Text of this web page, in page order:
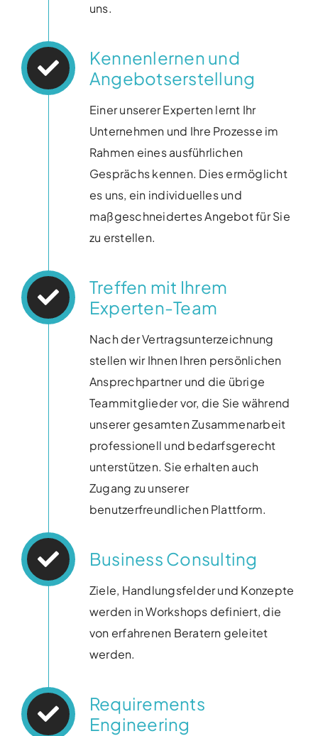
uns.
Kennenlernen und
Angebotserstellung
Einer unserer Experten lernt Ihr
Unternehmen und Ihre Prozesse im
Rahmen eines ausführlichen
Gesprächs kennen. Dies ermöglicht
es uns, ein individuelles und
maßgeschneidertes Angebot für Sie
zu erstellen.
Treffen mit Ihrem
Experten-Team
Nach der Vertragsunterzeichnung
stellen wir Ihnen Ihren persönlichen
Ansprechpartner und die übrige
Teammitglieder vor, die Sie während
unserer gesamten Zusammenarbeit
professionell und bedarfsgerecht
unterstützen. Sie erhalten auch
Zugang zu unserer
benutzerfreundlichen Plattform.
Business Consulting
Ziele, Handlungsfelder und Konzepte
werden inWorkshops definiert, die
von erfahrenen Beratern geleitet
werden.
Requirements
Engineering